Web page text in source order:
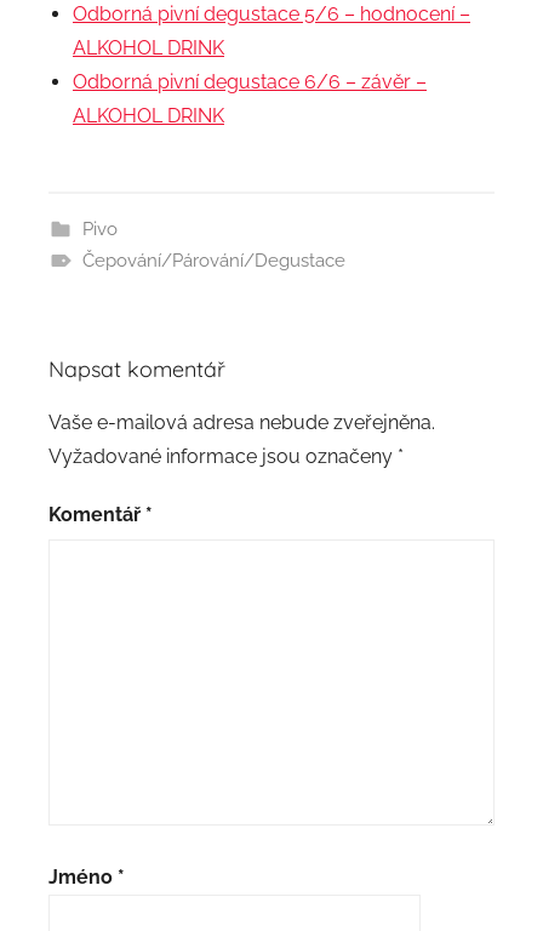
Odborná pivní degustace 5/6 – hodnocení –
ALKOHOL DRINK
Odborná pivní degustace 6/6 – závěr –
ALKOHOL DRINK
Pivo
Čepování/Párování/Degustace
Napsat komentář
Vaše e-mailová adresa nebude zveřejněna.
Vyžadované informace jsou označeny *
Komentář *
Jméno *